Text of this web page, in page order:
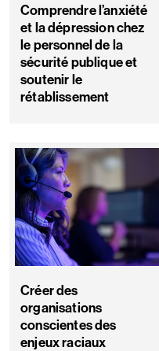
Comprendre l’anxiété
et la dépression chez
le personnel de la
sécurité publique et
soutenir le
rétablissement
Créer des
organisations
conscientes des
enjeux raciaux